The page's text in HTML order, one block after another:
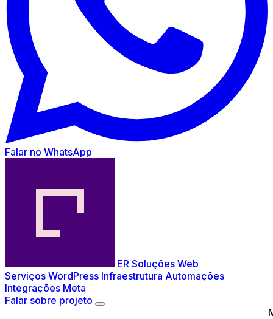
Falar no WhatsApp
ER Soluções Web
Serviços WordPress Infraestrutura Automações
Integrações Meta
Falar sobre projeto